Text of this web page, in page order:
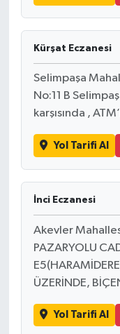
Kürşat Eczanesi
Selimpaşa
No:11 B
karşısında ,
Yol Tarifi Al
İnci Eczanesi
Akevler
PAZARYOLU
ÜZERİNDE,
Yol Tarifi Al